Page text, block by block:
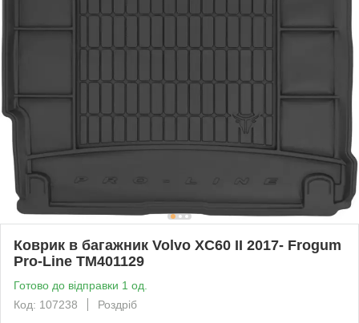
Коврик в багажник Volvo XC60 II 2017- Frogum
Pro-Line TM401129
Готово до відправки 1 од.
Код: 107238
Роздріб